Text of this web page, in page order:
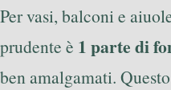
Per vasi, balconi e
prudente è 1 parte di
ben amalgamati.